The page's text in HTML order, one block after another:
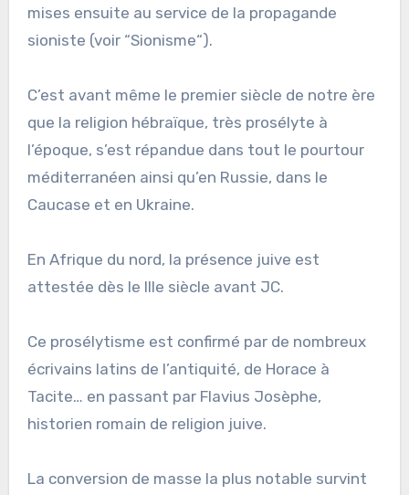
mises ensuite au service de la propagande
sioniste (voir “Sionisme“).
C’est avant même le premier siècle de notre ère
que la religion hébraïque, très prosélyte à
l’époque, s’est répandue dans tout le pourtour
méditerranéen ainsi qu’en Russie, dans le
Caucase et en Ukraine.
En Afrique du nord, la présence juive est
attestée dès le IIIe siècle avant JC.
Ce prosélytisme est confirmé par de nombreux
écrivains latins de l’antiquité, de Horace à
Tacite… en passant par Flavius Josèphe,
historien romain de religion juive.
La conversion de masse la plus notable survint